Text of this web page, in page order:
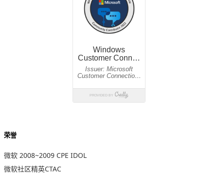
荣誉
微软 2008~2009 CPE IDOL
微软社区精英CTAC